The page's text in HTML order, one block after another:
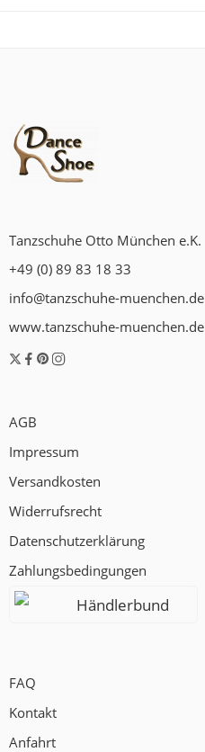
Tanzschuhe Otto München e.K.
+49 (0) 89 83 18 33
info@tanzschuhe-muenchen.de
www.tanzschuhe-muenchen.de
AGB
Impressum
Versandkosten
Widerrufsrecht
Datenschutzerklärung
Zahlungsbedingungen
Händlerbund
FAQ
Kontakt
Anfahrt